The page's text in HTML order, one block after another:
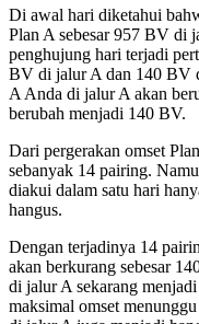
Di awal hari diketahui
Plan A sebesar 957 BV di
penghujung hari terjadi
BV di jalur A dan 140 BV
A Anda di jalur A akan
berubah menjadi 140 BV.
Dari pergerakan omset
sebanyak 14 pairing.
diakui dalam satu hari
hangus.
Dengan terjadinya 14
akan berkurang sebesar
di jalur A sekarang
maksimal omset